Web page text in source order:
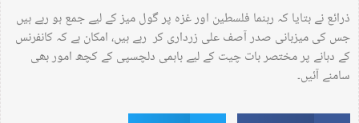
ذرائع نے بتایا کہ رہنما فلسطین اور غزہ پر گول میز کے لیے جمع ہو رہے ہیں
جس کی میزبانی صدر آصف علی زرداری کر رہے ہیں، امکان ہے کہ کانفرنس
کے دہانے پر مختصر بات چیت کے لیے باہمی دلچسپی کے کچھ امور بھی
سامنے آئیں۔